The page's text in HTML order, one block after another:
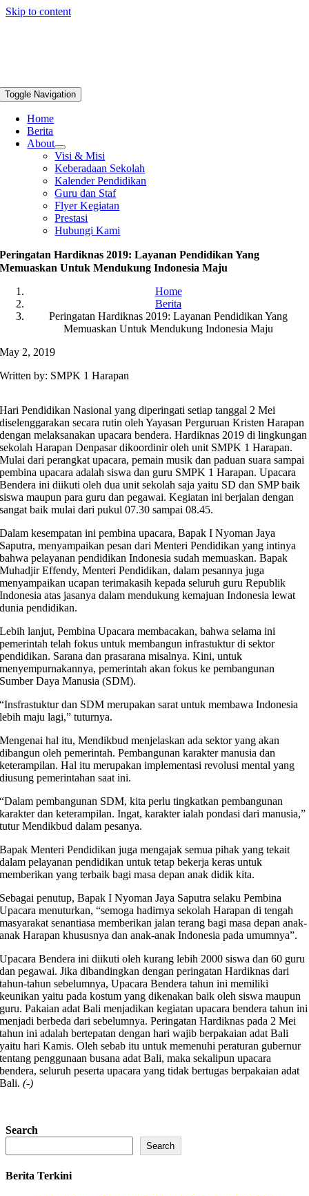
Skip to content
Toggle Navigation
Home
Berita
About
Visi & Misi
Keberadaan Sekolah
Kalender Pendidikan
Guru dan Staf
Flyer Kegiatan
Prestasi
Hubungi Kami
Peringatan Hardiknas 2019: Layanan Pendidikan Yang
Memuaskan Untuk Mendukung Indonesia Maju
Home
Berita
Peringatan Hardiknas 2019: Layanan Pendidikan Yang
Memuaskan Untuk Mendukung Indonesia Maju
May 2, 2019
Written by: SMPK 1 Harapan
Hari Pendidikan Nasional yang diperingati setiap tanggal 2 Mei
diselenggarakan secara rutin oleh Yayasan Perguruan Kristen Harapan
dengan melaksanakan upacara bendera. Hardiknas 2019 di lingkungan
sekolah Harapan Denpasar dikoordinir oleh unit SMPK 1 Harapan.
Mulai dari perangkat upacara, pemain musik dan paduan suara sampai
pembina upacara adalah siswa dan guru SMPK 1 Harapan. Upacara
Bendera ini diikuti oleh dua unit sekolah saja yaitu SD dan SMP baik
siswa maupun para guru dan pegawai. Kegiatan ini berjalan dengan
sangat baik mulai dari pukul 07.30 sampai 08.45.
Dalam kesempatan ini pembina upacara, Bapak I Nyoman Jaya
Saputra, menyampaikan pesan dari Menteri Pendidikan yang intinya
bahwa pelayanan pendidikan Indonesia sudah memuaskan. Bapak
Muhadjir Effendy, Menteri Pendidikan, dalam pesannya juga
menyampaikan ucapan terimakasih kepada seluruh guru Republik
Indonesia atas jasanya dalam mendukung kemajuan Indonesia lewat
dunia pendidikan.
Lebih lanjut, Pembina Upacara membacakan, bahwa selama ini
pemerintah telah fokus untuk membangun infrastuktur di sektor
pendidikan. Sarana dan prasarana misalnya. Kini, untuk
menyempurnakannya, pemerintah akan fokus ke pembangunan
Sumber Daya Manusia (SDM).
“Insfrastuktur dan SDM merupakan sarat untuk membawa Indonesia
lebih maju lagi,” tuturnya.
Mengenai hal itu, Mendikbud menjelaskan ada sektor yang akan
dibangun oleh pemerintah. Pembangunan karakter manusia dan
keterampilan. Hal itu merupakan implementasi revolusi mental yang
diusung pemerintahan saat ini.
“Dalam pembangunan SDM, kita perlu tingkatkan pembangunan
karakter dan keterampilan. Ingat, karakter ialah pondasi dari manusia,”
tutur Mendikbud dalam pesanya.
Bapak Menteri Pendidikan juga mengajak semua pihak yang tekait
dalam pelayanan pendidikan untuk tetap bekerja keras untuk
memberikan yang terbaik bagi masa depan anak didik kita.
Sebagai penutup, Bapak I Nyoman Jaya Saputra selaku Pembina
Upacara menuturkan, “semoga hadirnya sekolah Harapan di tengah
masyarakat senantiasa memberikan jalan terang bagi masa depan anak-
anak Harapan khususnya dan anak-anak Indonesia pada umumnya”.
Upacara Bendera ini diikuti oleh kurang lebih 2000 siswa dan 60 guru
dan pegawai. Jika dibandingkan dengan peringatan Hardiknas dari
tahun-tahun sebelumnya, Upacara Bendera tahun ini memiliki
keunikan yaitu pada kostum yang dikenakan baik oleh siswa maupun
guru. Pakaian adat Bali menjadikan kegiatan upacara bendera tahun ini
menjadi berbeda dari sebelumnya. Peringatan Hardiknas pada 2 Mei
tahun ini adalah bertepatan dengan hari wajib berpakaian adat Bali
yaitu hari Kamis. Oleh sebab itu untuk memenuhi peraturan gubernur
tentang penggunaan busana adat Bali, maka sekalipun upacara
bendera, seluruh peserta upacara yang tidak bertugas berpakaian adat
Bali.(-)
Search
Search
Berita Terkini